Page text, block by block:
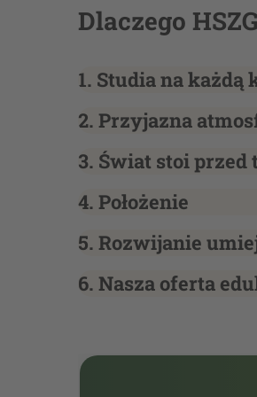
Dlaczego
1. Studia na każdą
2. Przyjazna
3. Świat stoi przed
4. Położenie
5. Rozwijanie
6. Nasza oferta